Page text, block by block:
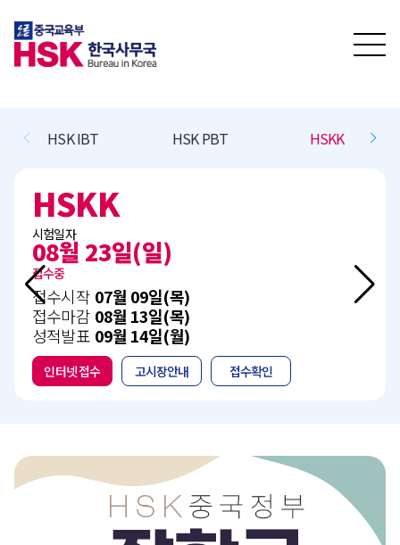
HSK IBT HSK PBT HSKK
HSKK
시험일자
08월 23일(일)
접수중
접수시작 07월 09일(목)
접수마감 08월 13일(목)
성적발표 09월 14일(월)
인터넷 접수 고시장안내 접수확인